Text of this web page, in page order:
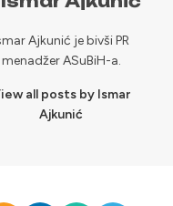
Ajkunić je bivši PR
menadžer ASuBiH-a.
all posts by Ismar
Ajkunić